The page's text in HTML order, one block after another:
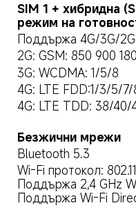
SIM 1 + хибридна
режим на
Поддържа 4G/3G/2G
2G: GSM: 850 900
3G: WCDMA: 1/5/8
4G: LTE FDD:1/3/5/
4G: LTE TDD: 38/40/
Безжични мрежи
Bluetooth 5.3
Wi-Fi протокол:
Поддържа 2,4 GHz
Поддържа Wi-Fi